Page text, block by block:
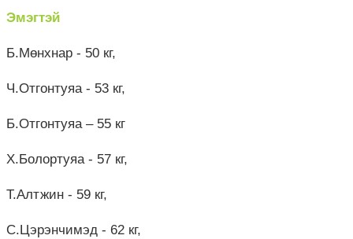
Эмэгтэй
Б.Мөнхнар - 50 кг,
Ч.Отгонтуяа - 53 кг,
Б.Отгонтуяа – 55 кг
Х.Болортуяа - 57 кг,
Т.Алтжин - 59 кг,
С.Цэрэнчимэд - 62 кг,